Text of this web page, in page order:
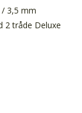
3,5 mm
2 tråde Deluxe